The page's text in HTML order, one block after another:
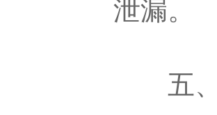
泄漏‌。
五、